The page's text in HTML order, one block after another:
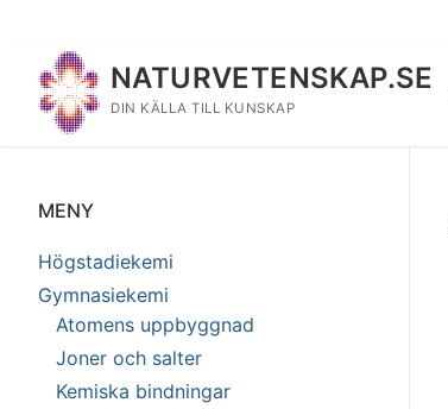
innehåll
NATURVETENSKAP.SE
DIN KÄLLA TILL KUNSKAP
MENY
Högstadiekemi
Gymnasiekemi
Atomens uppbyggnad
Joner och salter
Kemiska bindningar